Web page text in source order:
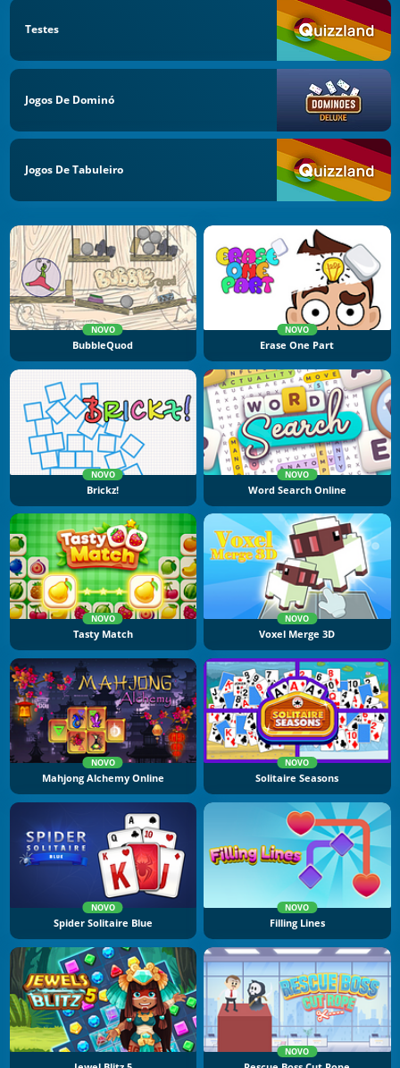
Testes
Jogos De Dominó
Jogos De Tabuleiro
NOVO
BubbleQuod
NOVO
Erase One Part
NOVO
Brickz!
NOVO
Word Search Online
NOVO
Tasty Match
NOVO
Voxel Merge 3D
NOVO
Mahjong Alchemy Online
NOVO
Solitaire Seasons
NOVO
Spider Solitaire Blue
NOVO
Filling Lines
NOVO